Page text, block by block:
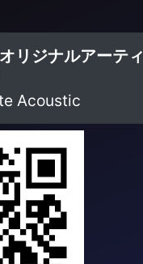
ナルアーティ
Acoustic